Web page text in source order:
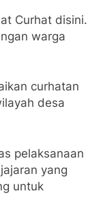
Curhat disini.
warga
curhatan
desa
pelaksanaan
yang
untuk